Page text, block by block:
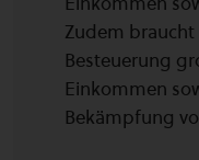
Zudem braucht
Besteuerung
Einkommen
Bekämpfung